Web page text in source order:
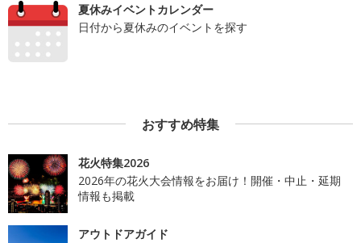
夏休みイベントカレンダー
日付から夏休みのイベントを探す
おすすめ特集
花火特集2026
2026年の花火大会情報をお届け！開催・中止・延期
情報も掲載
アウトドアガイド